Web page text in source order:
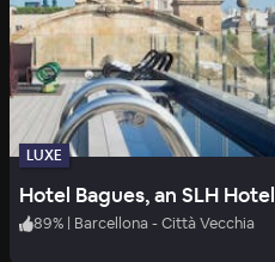
LUXE
Hotel Bagues, an SLH Hotel
89% | Barcellona - Città Vecchia